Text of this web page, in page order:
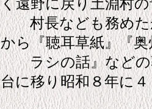
く遠野に戻り土淵村
村長なども務めた
から『聴耳草紙』『
ラシの話』などの
台に移り昭和８年に